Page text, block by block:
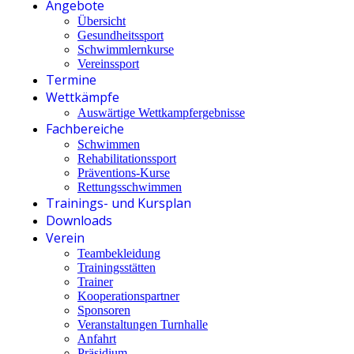
Angebote
Übersicht
Gesundheitssport
Schwimmlernkurse
Vereinssport
Termine
Wettkämpfe
Auswärtige Wettkampfergebnisse
Fachbereiche
Schwimmen
Rehabilitationssport
Präventions-Kurse
Rettungsschwimmen
Trainings- und Kursplan
Downloads
Verein
Teambekleidung
Trainingsstätten
Trainer
Kooperationspartner
Sponsoren
Veranstaltungen Turnhalle
Anfahrt